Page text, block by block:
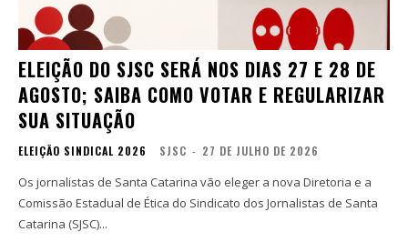
ELEIÇÃO DO SJSC SERÁ NOS DIAS 27 E 28 DE
AGOSTO; SAIBA COMO VOTAR E REGULARIZAR
SUA SITUAÇÃO
ELEIÇÃO SINDICAL 2026 SJSC - 27 DE JULHO DE 2026
Os jornalistas de Santa Catarina vão eleger a nova Diretoria e a
Comissão Estadual de Ética do Sindicato dos Jornalistas de Santa
Catarina (SJSC)...